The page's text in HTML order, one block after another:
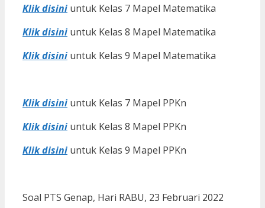
Klik disini untuk Kelas 7 Mapel Matematika
Klik disini untuk Kelas 8 Mapel Matematika
Klik disini untuk Kelas 9 Mapel Matematika
Klik disini untuk Kelas 7 Mapel PPKn
Klik disini untuk Kelas 8 Mapel PPKn
Klik disini untuk Kelas 9 Mapel PPKn
Soal PTS Genap, Hari RABU, 23 Februari 2022